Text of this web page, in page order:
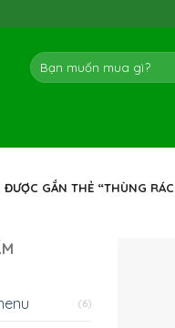
Tìm
kiếm:
ĐƯỢC GẮN THẺ “THÙNG
(6)